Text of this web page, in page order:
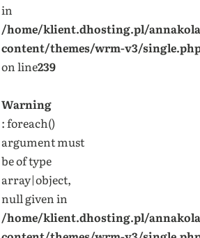
in
/home/klient.dhosting.pl/
content/themes/wrm-v3/
on line239
Warning
: foreach()
argument must
be of type
array|object,
null given in
/home/klient.dhosting.pl/